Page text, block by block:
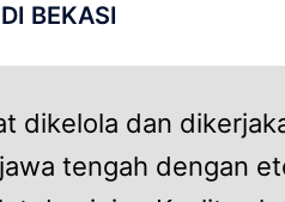
BEKASI
dikelola dan
tengah dengan